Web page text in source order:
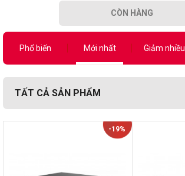
CÒN HÀNG
Phổ biến Mới nhất Giảm nhiều
TẤT CẢ SẢN PHẨM
-19%